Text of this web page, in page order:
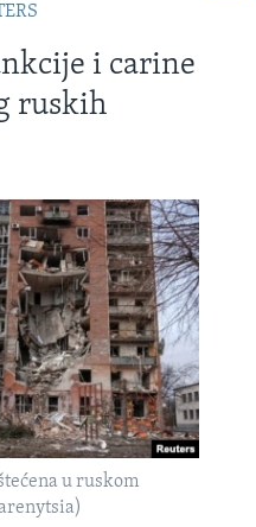
i carine
ruskih
u ruskom